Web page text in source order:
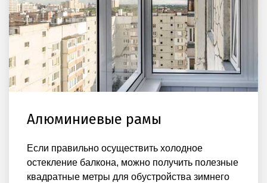
Алюминиевые рамы
Если правильно осуществить холодное
остекление балкона, можно получить полезные
квадратные метры для обустройства зимнего